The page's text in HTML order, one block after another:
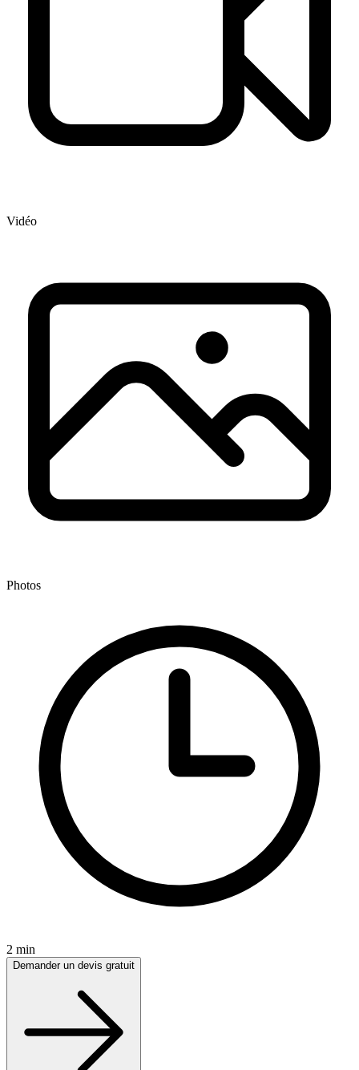
Vidéo
Photos
2 min
Demander un devis gratuit